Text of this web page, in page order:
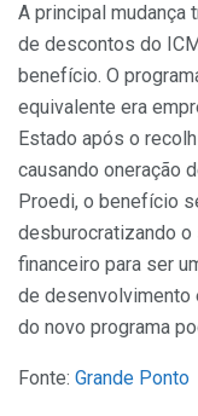
A principal mudança
de descontos do
benefício. O
equivalente era
Estado após o
causando oneração
Proedi, o benefício
desburocratizando o
financeiro para ser
de desenvolvimento
do novo programa
Fonte: Grande Ponto